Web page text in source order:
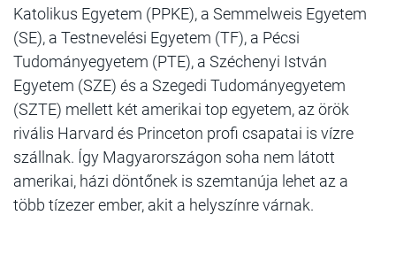
Katolikus Egyetem (PPKE), a Semmelweis Egyetem
(SE), a Testnevelési Egyetem (TF), a Pécsi
Tudományegyetem (PTE), a Széchenyi István
Egyetem (SZE) és a Szegedi Tudományegyetem
(SZTE) mellett két amerikai top egyetem, az örök
rivális Harvard és Princeton profi csapatai is vízre
szállnak. Így Magyarországon soha nem látott
amerikai, házi döntőnek is szemtanúja lehet az a
több tízezer ember, akit a helyszínre várnak.